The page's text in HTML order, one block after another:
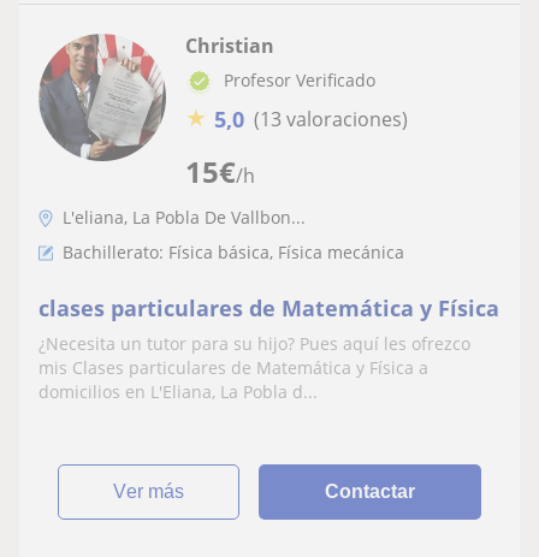
15€/h
Christian
Profesor Verificado
★ 5,0 (13 valoraciones)
L'eliana, La Pobla De Vallbon...
Bachillerato: Física básica, Física mecánica
clases particulares de Matemática y Física
¿Necesita un tutor para su hijo? Pues aquí les ofrezco
mis Clases particulares de Matemática y Física a
domicilios en L'Eliana, La Pobla d...
ver más Contactar